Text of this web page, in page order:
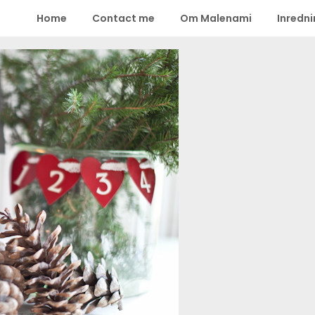
Home Contact me Om Malenami